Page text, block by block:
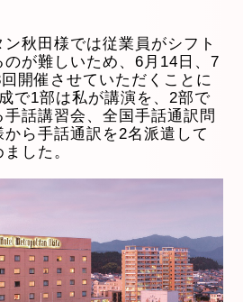
秋田様では従業員がシフト
が難しいため、6月14日、7
開催させていただくことに
で1部は私が講演を、2部で
話講習会、全国手話通訳問
ら手話通訳を2名派遣して
した。